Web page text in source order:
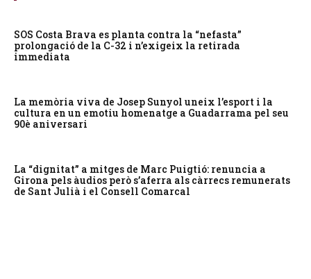
SOS Costa Brava es planta contra la “nefasta”
prolongació de la C-32 i n’exigeix la retirada
immediata
La memòria viva de Josep Sunyol uneix l’esport i la
cultura en un emotiu homenatge a Guadarrama pel seu
90è aniversari
La “dignitat” a mitges de Marc Puigtió: renuncia a
Girona pels àudios però s’aferra als càrrecs remunerats
de Sant Julià i el Consell Comarcal